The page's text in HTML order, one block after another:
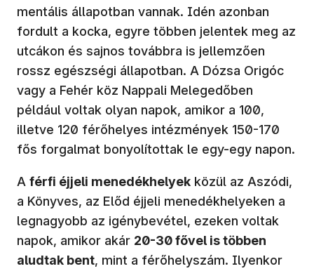
mentális állapotban vannak. Idén azonban
fordult a kocka, egyre többen jelentek meg az
utcákon és sajnos továbbra is jellemzően
rossz egészségi állapotban. A Dózsa Origóc
vagy a Fehér köz Nappali Melegedőben
például voltak olyan napok, amikor a 100,
illetve 120 férőhelyes intézmények 150-170
fős forgalmat bonyolítottak le egy-egy napon.
A férfi éjjeli menedékhelyek közül az Aszódi,
a Könyves, az Előd éjjeli menedékhelyeken a
legnagyobb az igénybevétel, ezeken voltak
napok, amikor akár 20-30 fővel is többen
aludtak bent, mint a férőhelyszám. Ilyenkor